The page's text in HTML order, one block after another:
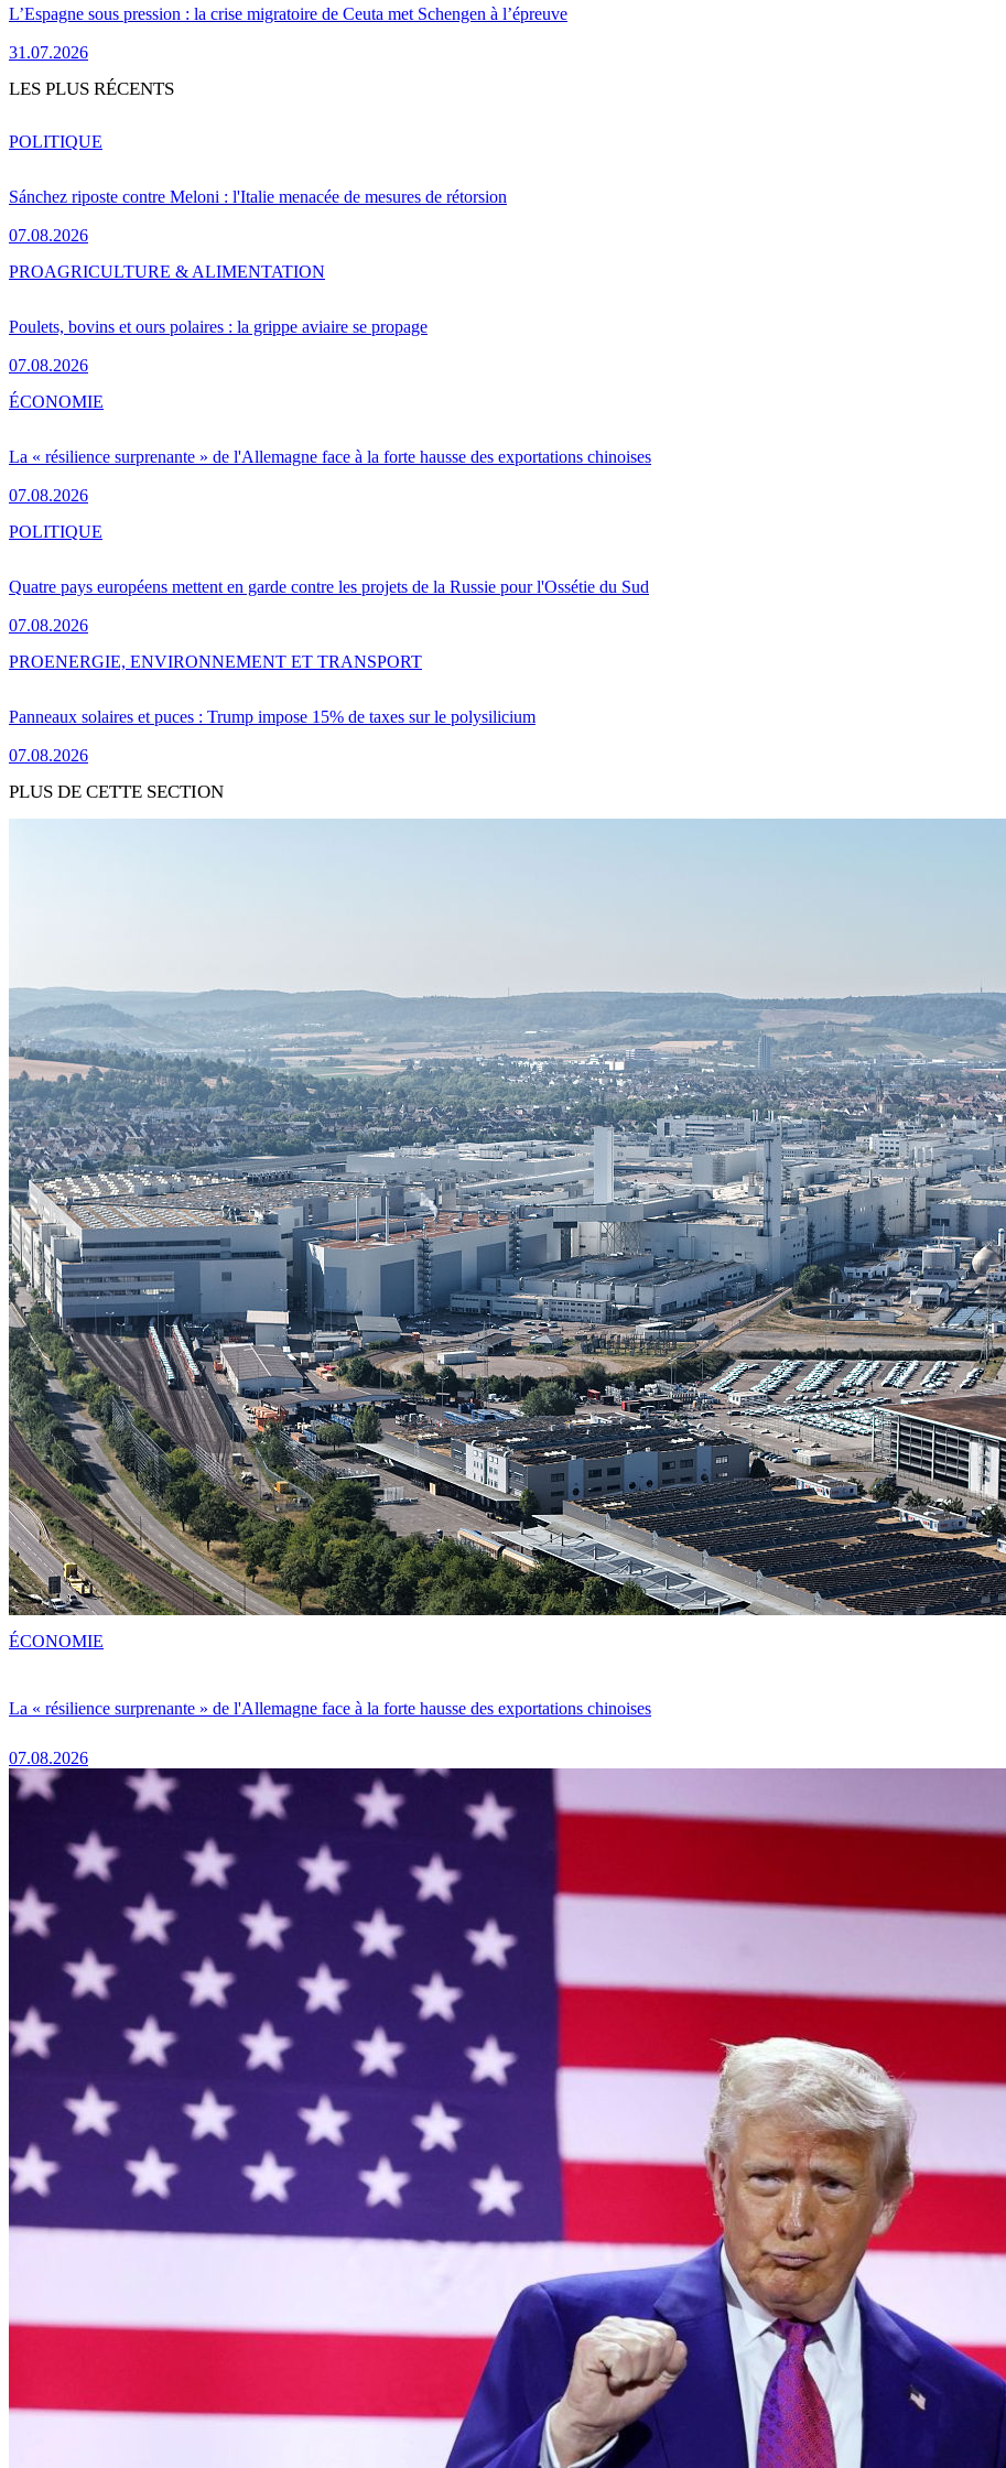
L’Espagne sous pression : la crise migratoire de Ceuta met Schengen à l’épreuve
31.07.2026
LES PLUS RÉCENTS
Sánchez riposte contre Meloni : l'Italie menacée de mesures de rétorsion
07.08.2026
POLITIQUE
Poulets, bovins et ours polaires : la grippe aviaire se propage
07.08.2026
PROAGRICULTURE & ALIMENTATION
La « résilience surprenante » de l'Allemagne face à la forte hausse des exportations chinoises
07.08.2026
ÉCONOMIE
Quatre pays européens mettent en garde contre les projets de la Russie pour l'Ossétie du Sud
07.08.2026
POLITIQUE
Panneaux solaires et puces : Trump impose 15% de taxes sur le polysilicium
07.08.2026
PROENERGIE, ENVIRONNEMENT ET TRANSPORT
PLUS DE CETTE SECTION
La « résilience surprenante » de l'Allemagne face à la forte hausse des exportations chinoises
07.08.2026
ÉCONOMIE